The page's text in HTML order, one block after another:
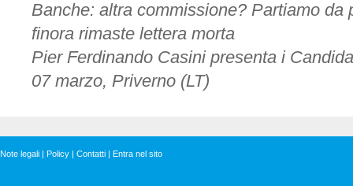
Banche: altra commissione? Partiamo da
finora rimaste lettera morta
Pier Ferdinando Casini presenta i
07 marzo, Priverno (LT)
Note legali | Policy | Contatti | Entra nel sito